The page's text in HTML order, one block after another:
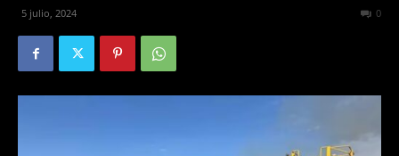
5 julio, 2024 0